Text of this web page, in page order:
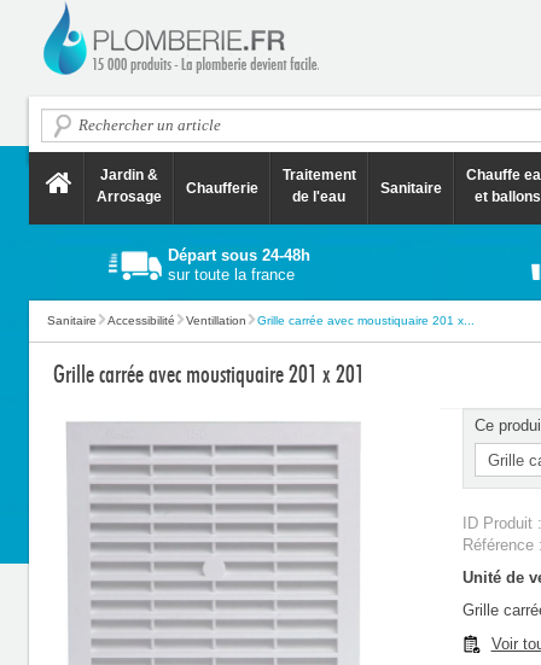
Jardin &
Arrosage
Chaufferie
Traitement
de l'eau
Sanitaire
Chauffe
et ballons
Départ sous 24-48h
sur toute la france
Sanitaire Accessibilité Ventillation Grille carrée avec moustiquaire 201 x...
Grille carrée avec moustiquaire 201 x 201
Ce
ID Produit
Unité de
Grille
Voir